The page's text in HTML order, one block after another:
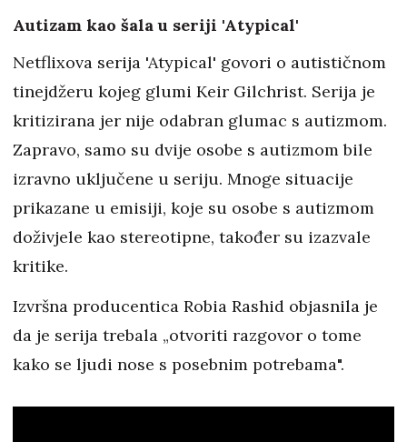
Autizam kao šala u seriji 'Atypical'
Netflixova serija 'Atypical' govori o autističnom
tinejdžeru kojeg glumi Keir Gilchrist. Serija je
kritizirana jer nije odabran glumac s autizmom.
Zapravo, samo su dvije osobe s autizmom bile
izravno uključene u seriju. Mnoge situacije
prikazane u emisiji, koje su osobe s autizmom
doživjele kao stereotipne, također su izazvale
kritike.
Izvršna producentica Robia Rashid objasnila je
da je serija trebala „otvoriti razgovor o tome
kako se ljudi nose s posebnim potrebama".